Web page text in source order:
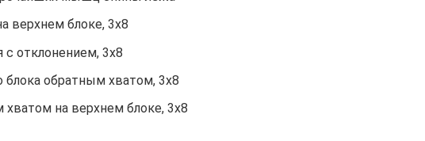
верхнем блоке, 3х8
с отклонением, 3х8
блока обратным хватом, 3х8
хватом на верхнем блоке, 3х8